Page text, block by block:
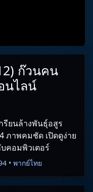
ก๊วนคน
นไลน์
รียนล้างพันธุ์อสูร
ภาพคมชัด เปิดดูง่าย
คอมพิวเตอร์
• พากย์ไทย